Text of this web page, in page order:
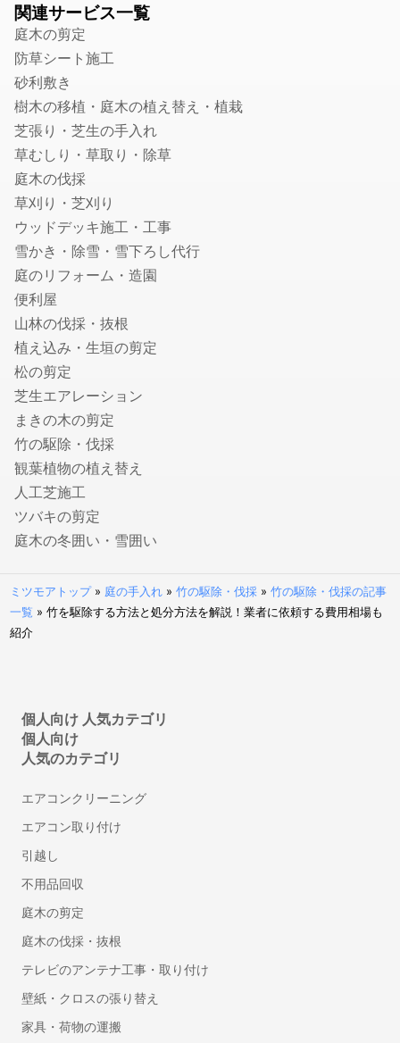
トイレのつまり修理
お風呂の排水口つまり修理
壁ピタ水栓・洗濯機蛇口の交換
税理士
会社設立・起業開業に強い税理士
顧問税理士
法人税の節税に強い税理士
相続税申告に強い税理士
融資・資金調達に強い税理士
確定申告の税理士
生前贈与に強い税理士
社会保険労務士
就業規則・社内規定・36協定作成の社労士
入退社・保険手続きの社労士
顧問社労士
年度更新・算定基礎の社労士
弁理士
特許事務所・特許出願に強い弁理士
意匠登録に強い事務所・弁理士
商標登録・出願に強い事務所・弁理士
結婚式の写真撮影
フォトウエディング・前撮りの出張撮影
家族写真・記念写真の出張撮影
ニューボーンフォトの出張撮影
マタニティフォトの出張撮影
七五三写真の出張撮影
お宮参り写真の出張撮影
鍵・防犯対策
鍵交換・修理
鍵開け・鍵屋
行政書士
関連サービス一覧
庭木の剪定
防草シート施工
砂利敷き
樹木の移植・庭木の植え替え・植栽
芝張り・芝生の手入れ
草むしり・草取り・除草
庭木の伐採
草刈り・芝刈り
ウッドデッキ施工・工事
雪かき・除雪・雪下ろし代行
庭のリフォーム・造園
便利屋
山林の伐採・抜根
植え込み・生垣の剪定
松の剪定
芝生エアレーション
まきの木の剪定
竹の駆除・伐採
観葉植物の植え替え
人工芝施工
ツバキの剪定
庭木の冬囲い・雪囲い
ミツモアトップ» 庭の手入れ »竹の駆除・伐採 »竹の駆除・伐採の記事
一覧 »竹を駆除する方法と処分方法を解説！業者に依頼する費用相場も
紹介
個人向け 人気カテゴリ
個人向け
人気のカテゴリ
エアコンクリーニング
エアコン取り付け
引越し
不用品回収
庭木の剪定
庭木の伐採・抜根
テレビのアンテナ工事・取り付け
壁紙・クロスの張り替え
家具・荷物の運搬